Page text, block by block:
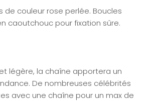
de couleur rose perlée. Boucles
caoutchouc pour fixation sûre.
légère, la chaîne apportera un
De nombreuses célébrités
avec une chaîne pour un max de